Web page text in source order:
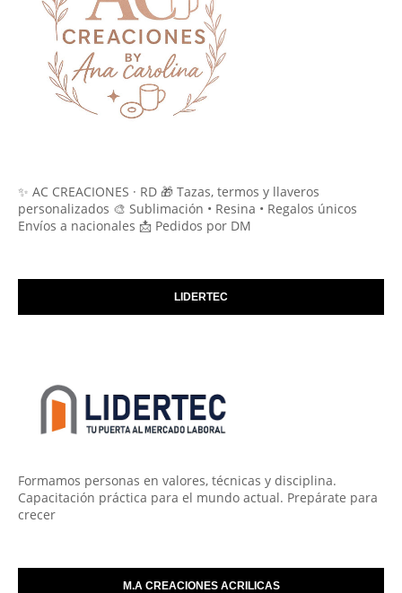
✨ AC CREACIONES · RD 🎁 Tazas, termos y llaveros
personalizados 🎨 Sublimación • Resina • Regalos únicos
Envíos a nacionales 📩 Pedidos por DM
LIDERTEC
Formamos personas en valores, técnicas y disciplina.
Capacitación práctica para el mundo actual. Prepárate para
crecer
M.A CREACIONES ACRILICAS